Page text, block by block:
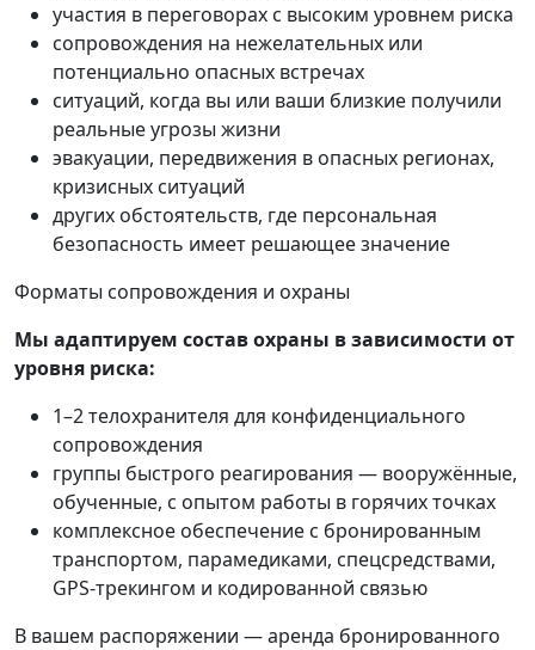
участия в переговорах с высоким уровнем риска
сопровождения на нежелательных или
потенциально опасных встречах
ситуаций, когда вы или ваши близкие получили
реальные угрозы жизни
эвакуации, передвижения в опасных регионах,
кризисных ситуаций
других обстоятельств, где персональная
безопасность имеет решающее значение
Форматы сопровождения и охраны
Мы адаптируем состав охраны в зависимости от
уровня риска:
1–2 телохранителя для конфиденциального
сопровождения
группы быстрого реагирования — вооружённые,
обученные, с опытом работы в горячих точках
комплексное обеспечение с бронированным
транспортом, парамедиками, спецсредствами,
GPS-трекингом и кодированной связью
В вашем распоряжении — аренда бронированного